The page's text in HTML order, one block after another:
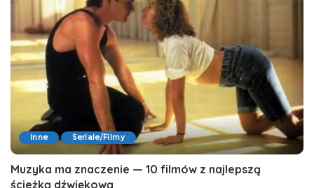
Inne Seriale/Filmy
Muzyka ma znaczenie — 10 filmów z najlepszą
ścieżką dźwiękową